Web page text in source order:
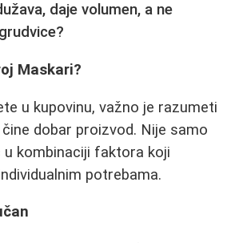
daje volumen, a ne
Maskari?
u kupovinu, važno je razumeti
dobar proizvod. Nije samo
u kombinaciji faktora koji
potrebama.